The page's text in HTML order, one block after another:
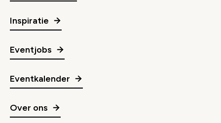
Inspiratie
Eventjobs
Eventkalender
Over ons